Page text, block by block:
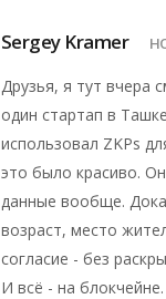
Sergey Kramer
Друзья, я тут вчера
один стартап в
использовал ZKPs
это было красиво.
данные вообще.
возраст, место
согласие - без
И всё - на